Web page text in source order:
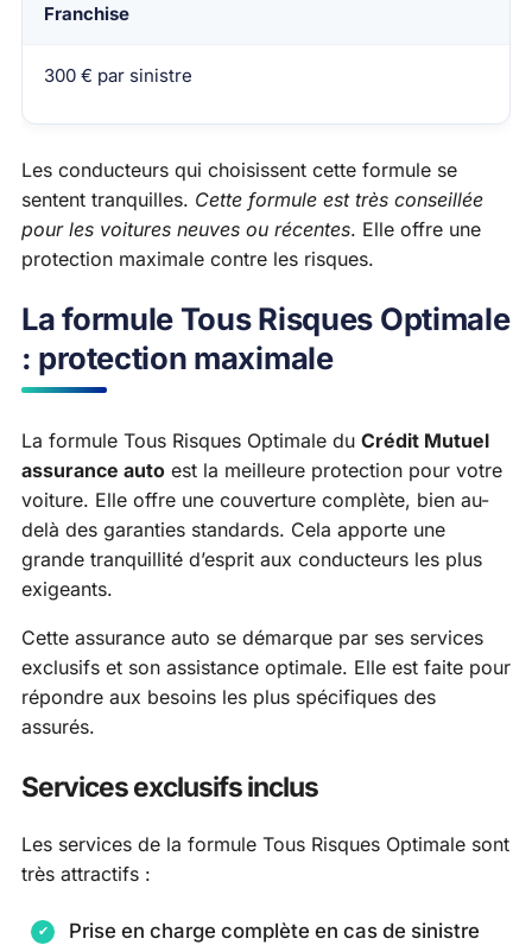
Franchise
300 € par sinistre
Les conducteurs qui choisissent cette formule se
sentent tranquilles. Cette formule est très conseillée
pour les voitures neuves ou récentes. Elle offre une
protection maximale contre les risques.
La formule Tous Risques Optimale
: protection maximale
La formule Tous Risques Optimale du Crédit Mutuel
assurance auto est la meilleure protection pour votre
voiture. Elle offre une couverture complète, bien au-
delà des garanties standards. Cela apporte une
grande tranquillité d’esprit aux conducteurs les plus
exigeants.
Cette assurance auto se démarque par ses services
exclusifs et son assistance optimale. Elle est faite pour
répondre aux besoins les plus spécifiques des
assurés.
Services exclusifs inclus
Les services de la formule Tous Risques Optimale sont
très attractifs :
Prise en charge complète en cas de sinistre